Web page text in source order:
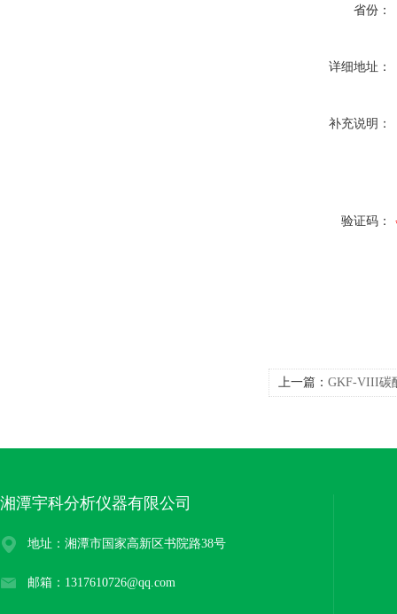
省份：
详细地址：
补充说明：
验证码：
上一篇： GKF-VIII碳
湘潭宇科分析仪器有限公司
地址：湘潭市国家高新区书院路38号
邮箱：1317610726@qq.com